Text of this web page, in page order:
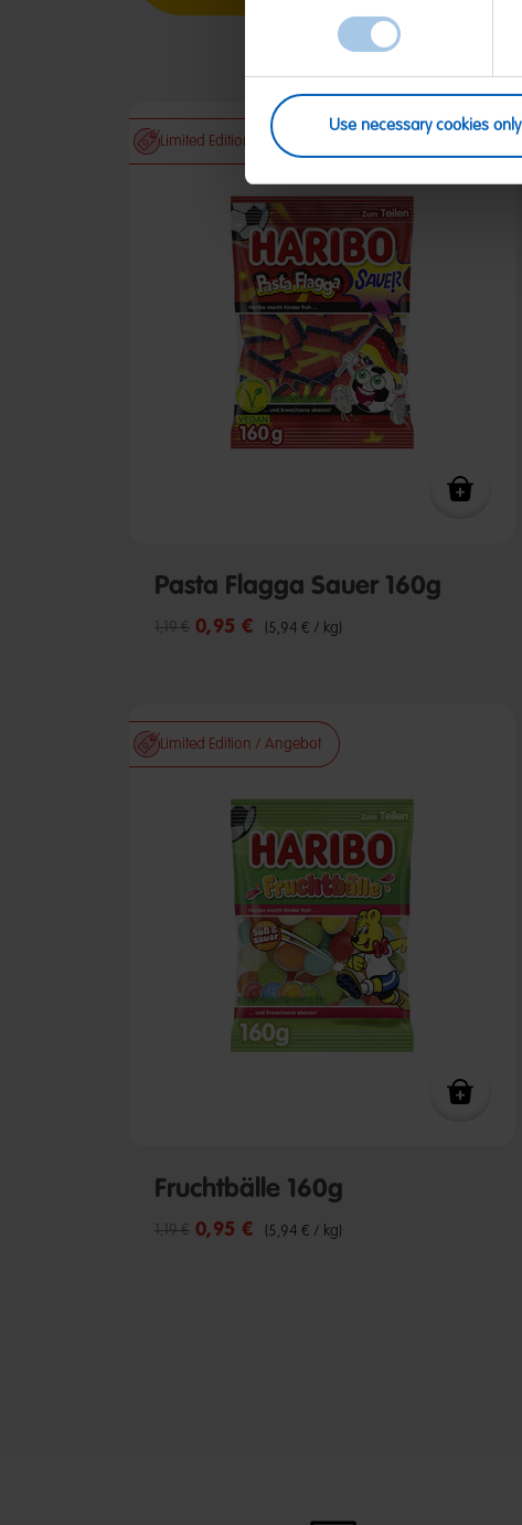
Use necessary cookies only
Limited Edition / Angebot
Pasta Flagga Sauer 160g
Reduzierter Preis von
1,19 €bis0,95 € (5,94 € / kg)
Limited Edition / Angebot
Fruchtbälle 160g
Reduzierter Preis von
1,19 €bis0,95 € (5,94 € / kg)